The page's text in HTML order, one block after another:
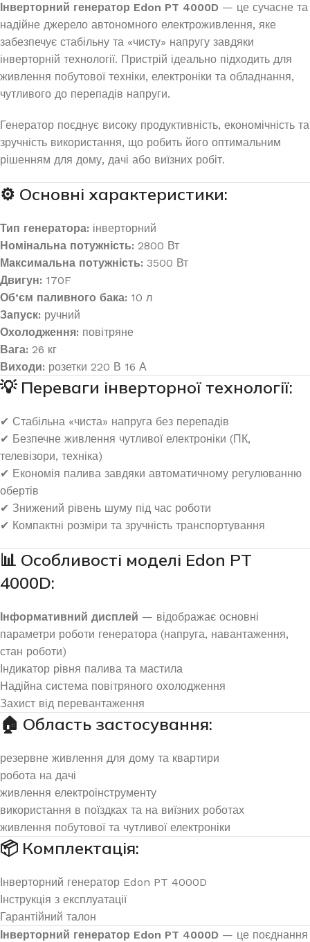
Інверторний генератор Edon PT 4000D — це сучасне та
надійне джерело автономного електроживлення, яке
забезпечує стабільну та «чисту» напругу завдяки
інверторній технології. Пристрій ідеально підходить для
живлення побутової техніки, електроніки та обладнання,
чутливого до перепадів напруги.
Генератор поєднує високу продуктивність, економічність та
зручність використання, що робить його оптимальним
рішенням для дому, дачі або виїзних робіт.
⚙️ Основні характеристики:
Тип генератора: інверторний
Номінальна потужність: 2800 Вт
Максимальна потужність: 3500 Вт
Двигун: 170F
Об’єм паливного бака: 10 л
Запуск: ручний
Охолодження: повітряне
Вага: 26 кг
Виходи: розетки 220 В 16 А
💡 Переваги інверторної технології:
✔ Стабільна «чиста» напруга без перепадів
✔ Безпечне живлення чутливої електроніки (ПК,
телевізори, техніка)
✔ Економія палива завдяки автоматичному регулюванню
обертів
✔ Знижений рівень шуму під час роботи
✔ Компактні розміри та зручність транспортування
📊 Особливості моделі Edon PT
4000D:
Інформативний дисплей — відображає основні
параметри роботи генератора (напруга, навантаження,
стан роботи)
Індикатор рівня палива та мастила
Надійна система повітряного охолодження
Захист від перевантаження
🏠 Область застосування:
резервне живлення для дому та квартири
робота на дачі
живлення електроінструменту
використання в поїздках та на виїзних роботах
живлення побутової та чутливої електроніки
📦 Комплектація:
Інверторний генератор Edon PT 4000D
Інструкція з експлуатації
Гарантійний талон
Інверторний генератор Edon PT 4000D — це поєднання